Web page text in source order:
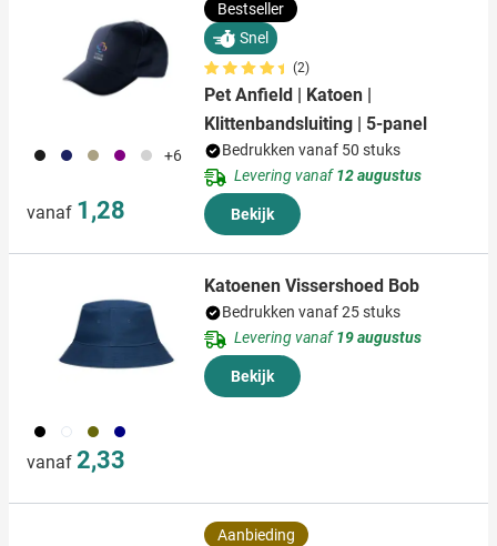
001 023 013 024 002 +6
vanaf 1,28
Bestseller
Snel
(2)
Pet Anfield | Katoen |
Klittenbandsluiting | 5-panel
Bedrukken vanaf 50 stuks
Levering vanaf12 augustus
Bekijk
001 002 402 536
vanaf 2,33
Katoenen Vissershoed Bob
Bedrukken vanaf 25 stuks
Levering vanaf19 augustus
Bekijk
Aanbieding